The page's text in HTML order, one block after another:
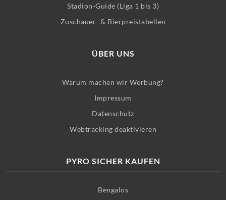
Stadion-Guide (Liga 1 bis 3)
Zuschauer- & Bierpreistabellen
ÜBER UNS
Warum machen wir Werbung?
Impressum
Datenschutz
Webtracking deaktivieren
PYRO SICHER KAUFEN
Bengalos